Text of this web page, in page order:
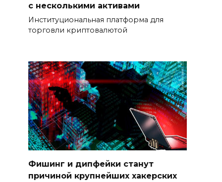
с несколькими активами
Институциональная платформа для
торговли криптовалютой
Фишинг и дипфейки станут
причиной крупнейших хакерских